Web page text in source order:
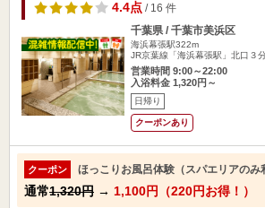
4.4点 / 16 件
千葉県 / 千葉市美浜区
海浜幕張駅322m
JR京葉線「海浜幕張駅」北口３
営業時間 9:00～22:00
入浴料金 1,320円～
日帰り
クーポンあり
クーポン ほっこりお風呂体験（スパエリアのみ
通常1,320円 → 1,100円（220円お得！）